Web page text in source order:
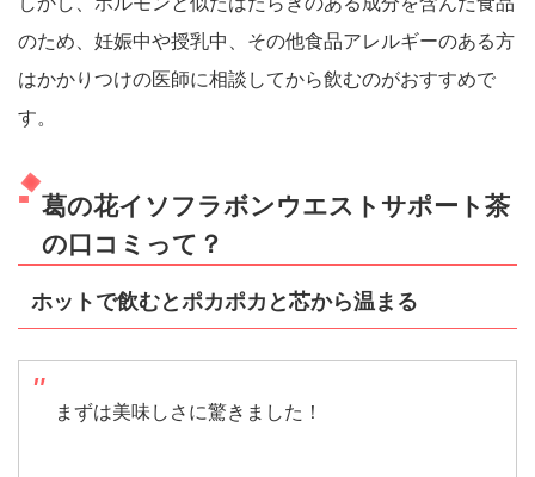
のため、妊娠中や授乳中、その他食品アレルギーのある方
はかかりつけの医師に相談してから飲むのがおすすめで
す。
葛の花イソフラボンウエストサポート茶
の口コミって？
ホットで飲むとポカポカと芯から温まる
まずは美味しさに驚きました！